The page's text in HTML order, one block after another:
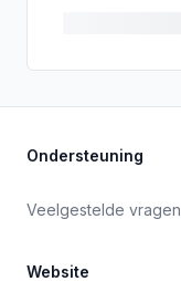
Ondersteuning
Veelgestelde vragen
Website